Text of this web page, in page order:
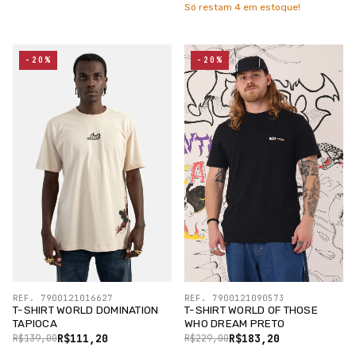
Só restam 4 em estoque!
T-SHIRT WORLD DOMINATION
TAPIOCA
R$111,20
R$139,00
REF. 7900121016627
-20%
T-SHIRT WORLD OF THOSE
WHO DREAM PRETO
R$183,20
R$229,00
REF. 7900121090573
-20%